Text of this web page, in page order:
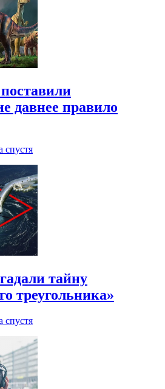
давнее правило
спустя
тайну
треугольника»
спустя